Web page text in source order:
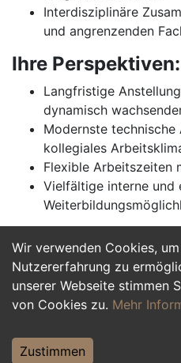
Wir verwenden Cookies,
Nutzererfahrung zu
unserer Webseite stimmen
von Cookies zu. Mehr
Zustimmen
Interdisziplinäre
und angrenzenden
Ihre Perspektiven:
Langfristige
dynamisch
Modernste technische
kollegiales
Flexible Arbeitszeiten
Vielfältige interne und
Jetzt